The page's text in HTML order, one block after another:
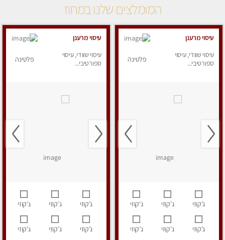
המומלצים שלנו במחוז
עיסוי מרענן
עיסוי שוודי, עיסוי
ספורטיבי...
פלטינה
ג’קוזי ג’קוזי ג’קוזי
ג’קוזי ג’קוזי ג’קוזי
עיסוי מרענן
עיסוי שוודי, עיסוי
ספורטיבי...
פלטינה
ג’קוזי ג’קוזי ג’קוזי
ג’קוזי ג’קוזי ג’קוזי